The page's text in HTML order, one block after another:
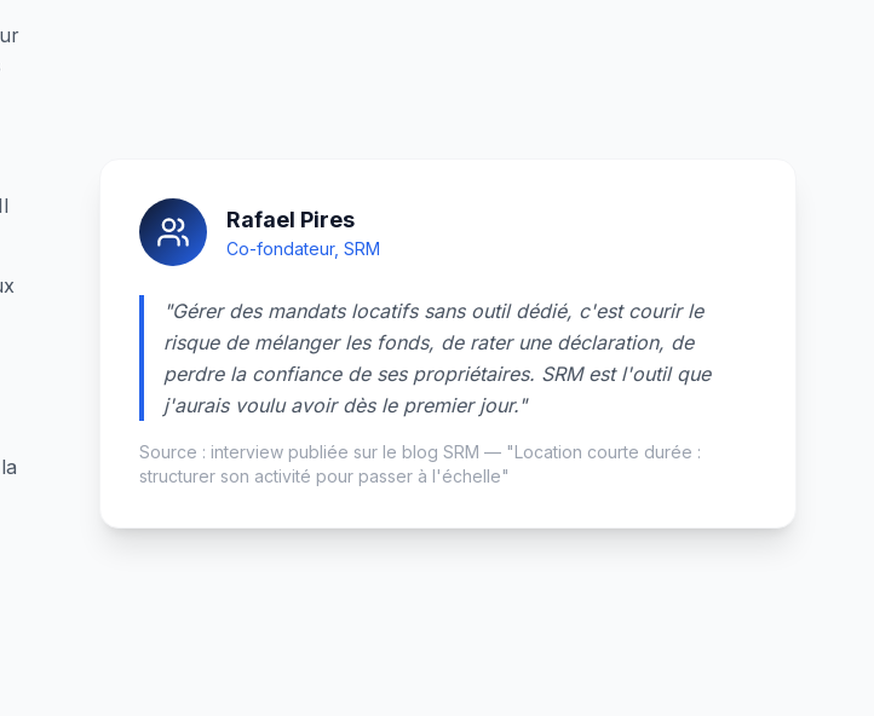
Rafael Pires
Co-fondateur, SRM
"Gérer des mandats locatifs sans outil dédié, c'est courir le
risque de mélanger les fonds, de rater une déclaration, de
perdre la confiance de ses propriétaires. SRM est l'outil que
j'aurais voulu avoir dès le premier jour."
Source : interview publiée sur le blog SRM — "Location courte durée :
structurer son activité pour passer à l'échelle"